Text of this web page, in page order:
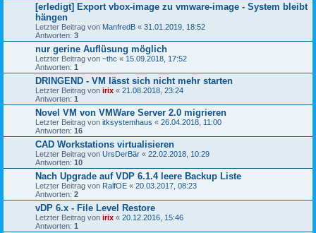
[erledigt] Export vbox-image zu vmware-image - System bleibt
hängen
Letzter Beitrag von ManfredB « 31.01.2019, 18:52
Antworten: 3
nur gerine Auflüsung möglich
Letzter Beitrag von ~thc « 15.09.2018, 17:52
Antworten: 1
DRINGEND - VM lässt sich nicht mehr starten
Letzter Beitrag von irix « 21.08.2018, 23:24
Antworten: 1
Novel VM von VMWare Server 2.0 migrieren
Letzter Beitrag von itksystemhaus « 26.04.2018, 11:00
Antworten: 16
CAD Workstations virtualisieren
Letzter Beitrag von UrsDerBär « 22.02.2018, 10:29
Antworten: 10
Nach Upgrade auf VDP 6.1.4 leere Backup Liste
Letzter Beitrag von RalfOE « 20.03.2017, 08:23
Antworten: 2
vDP 6.x - File Level Restore
Letzter Beitrag von irix « 20.12.2016, 15:46
Antworten: 1